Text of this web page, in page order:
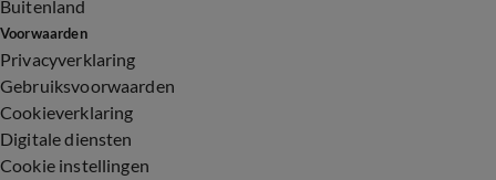
Buitenland
Voorwaarden
Privacyverklaring
Gebruiksvoorwaarden
Cookieverklaring
Digitale diensten
Cookie instellingen